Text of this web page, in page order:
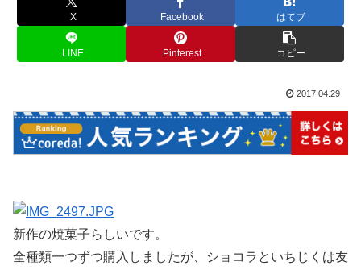
X Facebook はてブ
LINE Pinterest コピー
2017.04.29
新作の焼菓子らしいです。
全種類一つずつ購入しましたが、ショコラといちじくは友